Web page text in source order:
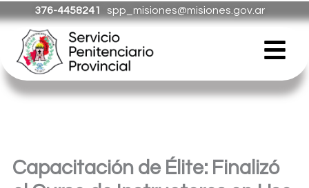
al
contenido
376-4458241 spp_misiones@misiones.gov.ar
Capacitación de Élite: Finalizó